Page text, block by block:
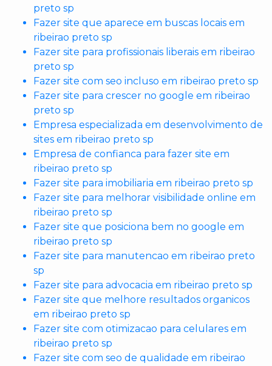
preto sp
Fazer site que aparece em buscas locais em
ribeirao preto sp
Fazer site para profissionais liberais em ribeirao
preto sp
Fazer site com seo incluso em ribeirao preto sp
Fazer site para crescer no google em ribeirao
preto sp
Empresa especializada em desenvolvimento de
sites em ribeirao preto sp
Empresa de confianca para fazer site em
ribeirao preto sp
Fazer site para imobiliaria em ribeirao preto sp
Fazer site para melhorar visibilidade online em
ribeirao preto sp
Fazer site que posiciona bem no google em
ribeirao preto sp
Fazer site para manutencao em ribeirao preto
sp
Fazer site para advocacia em ribeirao preto sp
Fazer site que melhore resultados organicos
em ribeirao preto sp
Fazer site com otimizacao para celulares em
ribeirao preto sp
Fazer site com seo de qualidade em ribeirao